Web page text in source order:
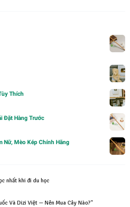
Thích
Đặt Hàng Trước
Nữ, Mèo Kép Chính Hãng
nhất khi đi du học
Và Dizi Việt — Nên Mua Cây Nào?"